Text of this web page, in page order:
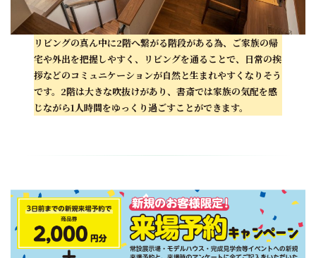
リビングの真ん中に2階へ繋がる階段がある為、ご家族の帰
宅や外出を把握しやすく、リビングを通ることで、日常の挨
拶などのコミュニケーションが自然と生まれやすくなりそう
です。2階は大きな吹抜けがあり、書斎では家族の気配を感
じながら1人時間をゆっくり過ごすことができます。